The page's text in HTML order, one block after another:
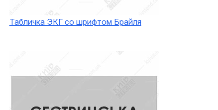
Табличка ЭКГ со шрифтом Брайля